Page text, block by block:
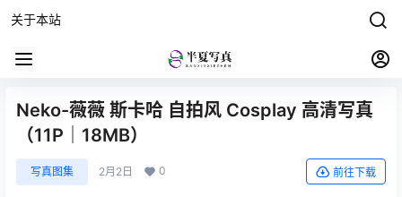
关于本站
Neko-薇薇 斯卡哈 自拍风 Cosplay 高清写真
（11P｜18MB）
写真图集 2月2日 0 前往下载